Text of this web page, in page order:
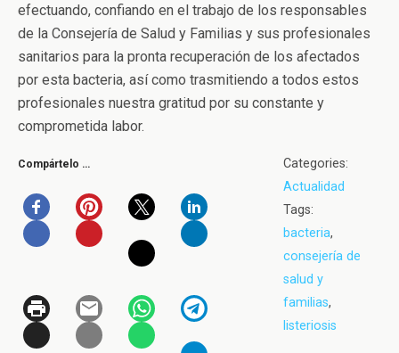
efectuando, confiando en el trabajo de los responsables
de la Consejería de Salud y Familias y sus profesionales
sanitarios para la pronta recuperación de los afectados
por esta bacteria, así como trasmitiendo a todos estos
profesionales nuestra gratitud por su constante y
comprometida labor.
Compártelo …
Categories:
Actualidad
Tags:
bacteria,
consejería de
salud y
familias,
listeriosis